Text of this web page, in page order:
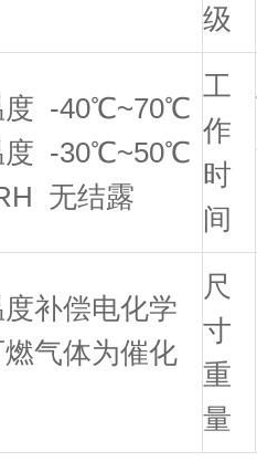
级
度 -40℃~70℃
度 -30℃~50℃
无结露
工
作
时
间
补偿电化学
气体为催化
尺
寸
重
量